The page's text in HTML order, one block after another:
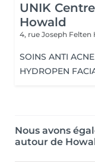
UNIK
Howald
4, rue Joseph Felten
SOINS ANTI ACNE
HYDROPEN
Nous avons
autour de